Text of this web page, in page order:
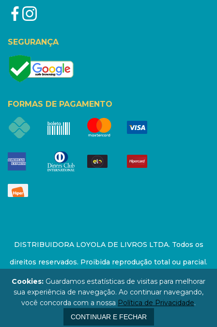
SEGURANÇA
FORMAS DE PAGAMENTO
DISTRIBUIDORA LOYOLA DE LIVROS LTDA. Todos os
direitos reservados. Proibida reprodução total ou parcial.
Preços e estoque sujeito a alterações sem aviso prévio.
67.946.814/0001-94 - LOJA - Rua Senador Feijó - São
Paulo / SP - CEP: 01006-000
Cookies: Guardamos estatísticas de visitas para melhorar
sua experiência de navegação. Ao continuar navegando,
você concorda com a nossa Política de Privacidade.
CONTINUAR E FECHAR